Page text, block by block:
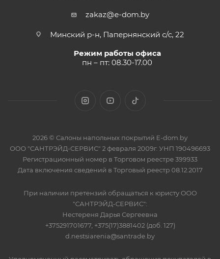
zakaz@e-dom.by
Минский р-н, Папернянский с/с, 22
Режим работы офиса
пн – пт: 08.30-17.00
2026 © Салоны напольных покрытий E-dom.by
ООО "САНТРЭЙД-СЕРВИС" 2 февраля 2009г. УНП 190496693
Регистрационный номер в Торговом реестре 399933
Дата включения сведений в Торговый реестр 08.12.2017
При наличии претензий обращаться к юристу ООО
"САНТРЭЙД-СЕРВИС":
Нестереня Дарья Сергеевна
+375291701677, +375(17)3881402 (доб. 127)
d.nestsiarenia@santrade.by